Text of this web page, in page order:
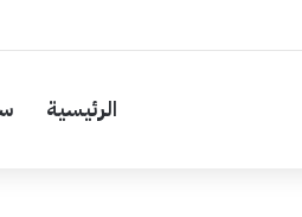
الرئيسية